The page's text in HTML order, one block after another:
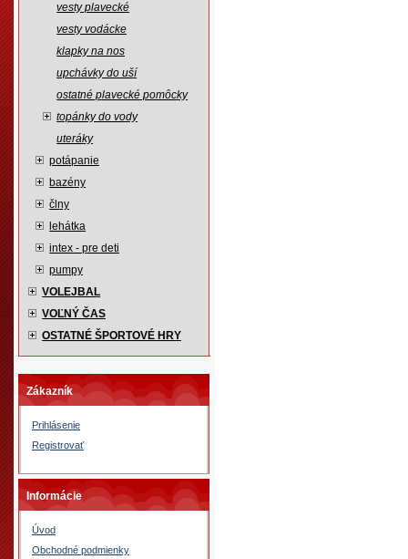
vesty plavecké
vesty vodácke
klapky na nos
upchávky do uší
ostatné plavecké pomôcky
topánky do vody
uteráky
potápanie
bazény
člny
lehátka
intex - pre deti
pumpy
VOLEJBAL
VOĽNÝ ČAS
OSTATNÉ ŠPORTOVÉ HRY
Zákazník
Prihlásenie
Registrovať
Informácie
Úvod
Obchodné podmienky